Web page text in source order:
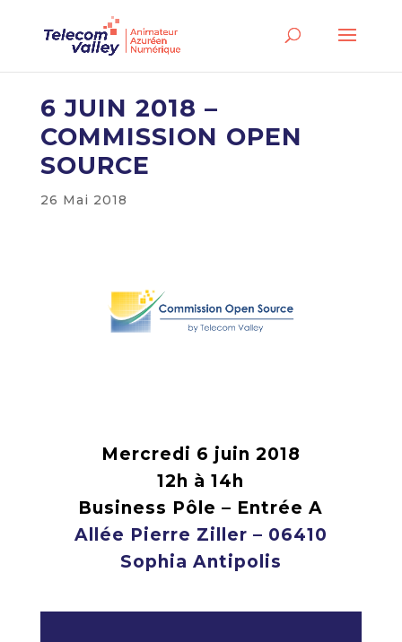
6 JUIN 2018 –
COMMISSION OPEN
SOURCE
26 Mai 2018
Mercredi 6 juin 2018
12h à 14h
Business Pôle – Entrée A
Allée Pierre Ziller – 06410
Sophia Antipolis